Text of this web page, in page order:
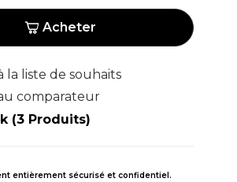
Acheter
la liste de souhaits
comparateur
(3 Produits)
entièrement sécurisé et confidentiel.